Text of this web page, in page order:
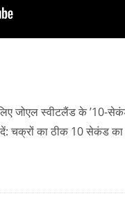
जोएल स्वीटलैंड के ’10-
चक्रों का ठीक 10 सेकंड